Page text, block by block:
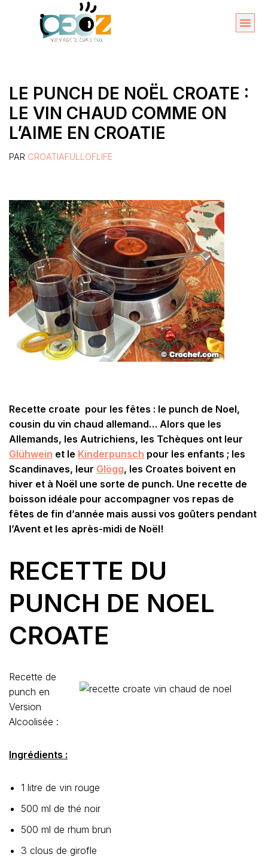
LE PUNCH DE NOËL CROATE :
LE VIN CHAUD COMME ON
L’AIME EN CROATIE
PAR CROATIAFULLOFLIFE
Recette croate pour les fêtes : le punch de Noel,
cousin du vin chaud allemand… Alors que les
Allemands, les Autrichiens, les Tchèques ont leur
Glühwein et le Kinderpunsch pour les enfants ; les
Scandinaves, leur Glögg, les Croates boivent en
hiver et à Noël une sorte de punch. Une recette de
boisson idéale pour accompagner vos repas de
fêtes de fin d’année mais aussi vos goûters pendant
l’Avent et les après-midi de Noël!
RECETTE DU
PUNCH DE NOEL
CROATE
Recette de
punch en
Version
Alcoolisée :
Ingrédients :
1 litre de vin rouge
500 ml de thé noir
500 ml de rhum brun
3 clous de girofle